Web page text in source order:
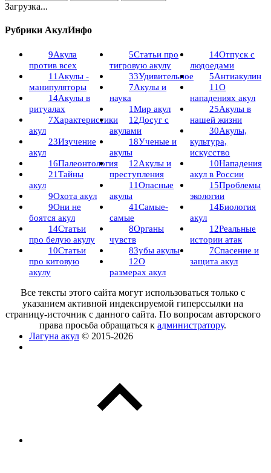
Загрузка...
Рубрики АкулИнфо
9Акула
против всех
11 Акулы -
манипуляторы
14Акулы в
ритуалах
7Характеристики
акул
23Изучение
акул
16Палеонтология
21Тайны
акул
9Охота акул
9Они не
боятся акул
14Статьи
про белую акулу
10Статьи
про китовую
акулу
5Статьи про
тигровую акулу
33Удивительное
7Акулы и
наука
1Мир акул
12Досуг с
акулами
18Ученые и
акулы
12Акулы и
преступления
11Опасные
акулы
41Самые-
самые
8Органы
чувств
8Зубы акулы
12О
размерах акул
14Отпуск с
людоедами
5Антиакулин
11О
нападениях акул
25Акулы в
нашей жизни
30Акулы,
культура,
искусство
10Нападения
акул в России
15Проблемы
экологии
14Биология
акул
12Реальные
истории атак
7Спасение и
защита акул
Все тексты этого сайта могут использоваться только с
указанием активной индексируемой гиперссылки на
страницу-источник с данного сайта. По вопросам авторского
права просьба обращаться кадминистратору.
Лагуна акул © 2015-2026